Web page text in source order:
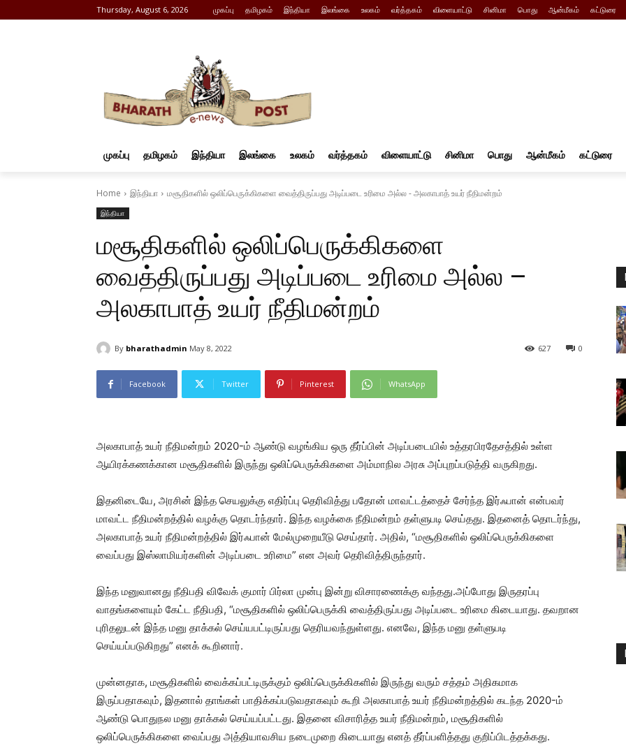
Thursday, August 6, 2026 முகப்பு தமிழகம் இந்தியா இலங்கை உலகம் வர்த்தகம் விளையாட்டு சினிமா பொது ஆன்மீகம் கட்டுரை
முகப்பு தமிழகம் இந்தியா இலங்கை உலகம் வர்த்தகம் விளையாட்டு சினிமா பொது ஆன்மீகம் கட்டுரை
Home இந்தியா மசூதிகளில் ஒலிப்பெருக்கிகளை வைத்திருப்பது அடிப்படை உரிமை அல்ல - அலகாபாத் உயர் நீதிமன்றம்
இந்தியா
மசூதிகளில் ஒலிப்பெருக்கிகளை
வைத்திருப்பது அடிப்படை உரிமை அல்ல –
அலகாபாத் உயர் நீதிமன்றம்
By bharathadmin May 8, 2022 0
627
Facebook Twitter Pinterest WhatsApp
அலகாபாத் உயர் நீதிமன்றம் 2020-ம் ஆண்டு வழங்கிய ஒரு தீர்ப்பின் அடிப்படையில் உத்தரபிரதேசத்தில் உள்ள
ஆயிரக்கணக்கான மசூதிகளில் இருந்து ஒலிப்பெருக்கிகளை அம்மாநில அரசு அப்புறப்படுத்தி வருகிறது.
இதனிடையே, அரசின் இந்த செயலுக்கு எதிர்ப்பு தெரிவித்து பதோன் மாவட்டத்தைச் சேர்ந்த இர்ஃபான் என்பவர்
மாவட்ட நீதிமன்றத்தில் வழக்கு தொடர்ந்தார். இந்த வழக்கை நீதிமன்றம் தள்ளுபடி செய்தது. இதனைத் தொடர்ந்து,
அலகாபாத் உயர் நீதிமன்றத்தில் இர்ஃபான் மேல்முறையீடு செய்தார். அதில், “மசூதிகளில் ஒலிப்பெருக்கிகளை
வைப்பது இஸ்லாமியர்களின் அடிப்படை உரிமை” என அவர் தெரிவித்திருந்தார்.
இந்த மனுவானது நீதிபதி விவேக் குமார் பிர்லா முன்பு இன்று விசாரணைக்கு வந்தது.அப்போது இருதரப்பு
வாதங்களையும் கேட்ட நீதிபதி, “மசூதிகளில் ஒலிப்பெருக்கி வைத்திருப்பது அடிப்படை உரிமை கிடையாது. தவறான
புரிதலுடன் இந்த மனு தாக்கல் செய்யபட்டிருப்பது தெரியவந்துள்ளது. எனவே, இந்த மனு தள்ளுபடி
செய்யப்படுகிறது” எனக் கூறினார்.
முன்னதாக, மசூதிகளில் வைக்கப்பட்டிருக்கும் ஒலிப்பெருக்கிகளில் இருந்து வரும் சத்தம் அதிகமாக
இருப்பதாகவும், இதனால் தாங்கள் பாதிக்கப்படுவதாகவும் கூறி அலகாபாத் உயர் நீதிமன்றத்தில் கடந்த 2020-ம்
ஆண்டு பொதுநல மனு தாக்கல் செய்யப்பட்டது. இதனை விசாரித்த உயர் நீதிமன்றம், மசூதிகளில்
ஒலிப்பெருக்கிகளை வைப்பது அத்தியாவசிய நடைமுறை கிடையாது எனத் தீர்ப்பளித்தது குறிப்பிடத்தக்கது.